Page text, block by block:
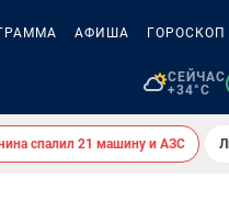
АФИША ГОРОСКОП
СЕЙЧАС
+34°C
спалил 21 машину и АЗС